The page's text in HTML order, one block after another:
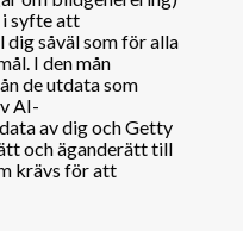
i syfte att
såväl som för alla
I den mån
de utdata som
AI-
av dig och Getty
och äganderätt till
krävs för att